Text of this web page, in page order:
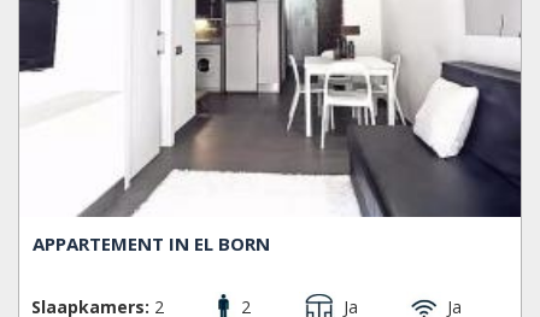
APPARTEMENT IN EL BORN
Slaapkamers: 2 2 Ja
Ja